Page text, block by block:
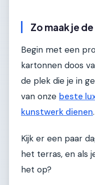
Zo maak je
Begin met een
kartonnen doos
de plek die je in
van onze beste
kunstwerk dienen.
Kijk er een paar
het terras, en als
het op?